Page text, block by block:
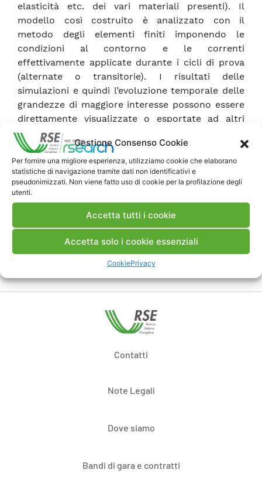
Gestione Consenso Cookie
Per fornire una migliore esperienza, utilizziamo cookie che elaborano
statistiche di navigazione tramite dati non identificativi e
pseudonimizzati. Non viene fatto uso di cookie per la profilazione degli
utenti.
Accetta tutti i cookie
Accetta solo i cookie essenziali
CookiePrivacy
elasticità etc. dei vari materiali presenti). Il
modello così costruito è analizzato con il
metodo degli elementi finiti imponendo le
condizioni al contorno e le correnti
effettivamente applicate durante i cicli di prova
(alternate o transitorie). I risultati delle
simulazioni e quindi l’evoluzione temporale delle
grandezze di maggiore interesse possono essere
direttamente visualizzate o esportate ad altri
programmi per ulteriori fasi di analisi o verifica.
Commenti
Pubblica un commento
Contatti
Note Legali
Dove siamo
Bandi di gara e contratti